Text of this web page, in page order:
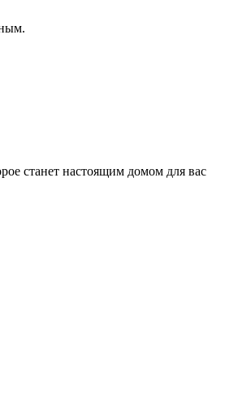
станет настоящим домом для вас